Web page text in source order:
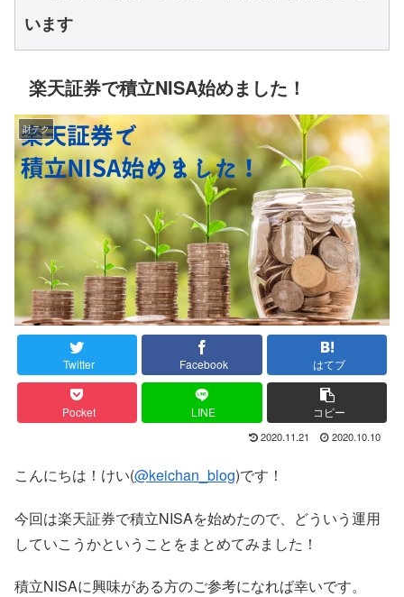
います
楽天証券で積立NISA始めました！
財テク
Twitter Facebook はてブ
Pocket LINE コピー
2020.11.21 2020.10.10
こんにちは！けい(@keichan_blog)です！
今回は楽天証券で積立NISAを始めたので、どういう運用
していこうかということをまとめてみました！
積立NISAに興味がある方のご参考になれば幸いです。